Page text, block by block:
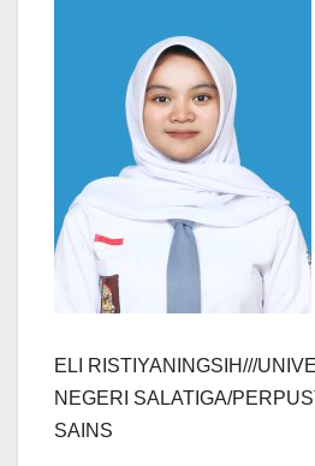
ELI RISTIYANINGSIH///
NEGERI SALATIGA/
SAINS